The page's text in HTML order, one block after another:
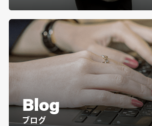
Blog
ブログ